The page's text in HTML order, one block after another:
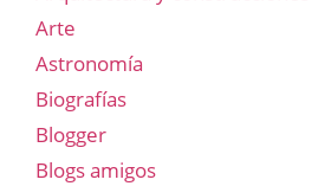
Arte
Astronomía
Biografías
Blogger
Blogs amigos